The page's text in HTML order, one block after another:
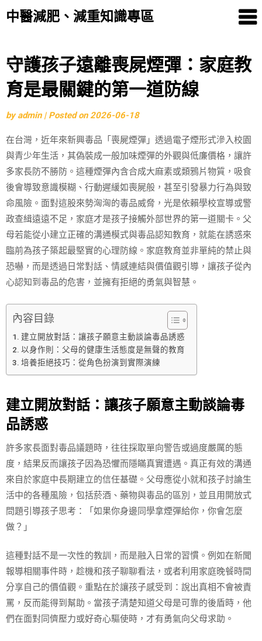
中醫減肥、減重知識專區
Skip
content
守護孩子遠離喪屍煙彈：家庭教
育是最關鍵的第一道防線
byadmin | Posted on2026-06-18
在台灣，近年來新興毒品「喪屍煙彈」透過電子煙形式滲入校園
與青少年生活，其偽裝成一般加味煙彈的外觀與低廉價格，讓許
多家長防不勝防。這種煙彈內含合成大麻素或類鴉片物質，吸食
後會導致意識模糊、行動遲緩如喪屍般，甚至引發暴力行為與致
命風險。面對這股來勢洶洶的毒品威脅，光是依賴學校宣導或警
政查緝遠遠不足，家庭才是孩子接觸外部世界的第一道關卡。父
母若能從小建立正確的溝通模式與毒品認知教育，就能在誘惑來
臨前為孩子築起最堅實的心理防線。家庭教育並非單純的禁止與
恐嚇，而是透過日常對話、情感連結與價值觀引導，讓孩子從內
心認知到毒品的危害，並擁有拒絕的勇氣與智慧。
內容目錄
建立開放對話：讓孩子願意主動談論毒品誘惑
以身作則：父母的健康生活態度是無聲的教育
培養拒絕技巧：從角色扮演到實際演練
建立開放對話：讓孩子願意主動談論毒
品誘惑
許多家長面對毒品議題時，往往採取單向警告或過度嚴厲的態
度，結果反而讓孩子因為恐懼而隱瞞真實遭遇。真正有效的溝通
來自於家庭中長期建立的信任基礎。父母應從小就和孩子討論生
活中的各種風險，包括菸酒、藥物與毒品的區別，並且用開放式
問題引導孩子思考：「如果你身邊同學拿煙彈給你，你會怎麼
做？」
這種對話不是一次性的教訓，而是融入日常的習慣。例如在新聞
報導相關事件時，趁機和孩子聊聊看法，或者利用家庭晚餐時間
分享自己的價值觀。重點在於讓孩子感受到：說出真相不會被責
罵，反而能得到幫助。當孩子清楚知道父母是可靠的後盾時，他
們在面對同儕壓力或好奇心驅使時，才有勇氣向父母求助。